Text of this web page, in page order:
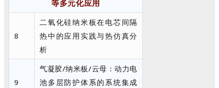
等多元化应用
8
二氧化硅纳米板在电芯间隔
热中的应用实践与热仿真分
析
9
气凝胶/纳米板/云母：动力电
池多层防护体系的系统集成